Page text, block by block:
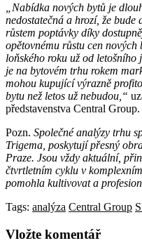
„Nabídka nových bytů je
nedostatečná a hrozí, že bude
růstem poptávky díky
opětovnému růstu cen
loňského roku už od letošního
je na bytovém trhu rokem
mohou kupující výrazně
bytu než letos už nebudou,“
představenstva Central Group.
Pozn. Společné analýzy trhu
Trigema, poskytují přesný
Praze. Jsou vždy aktuální,
čtvrtletním cyklu v
pomohla kultivovat a
Tags: analýza Central Group
Vložte komentář